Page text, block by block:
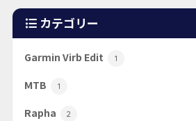
カテゴリー
Garmin Virb Edit 1
MTB 1
Rapha 2